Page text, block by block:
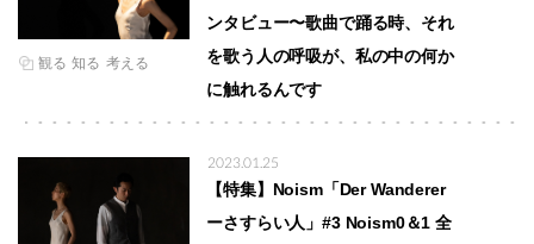
観る 知る 考える
ンタビュー〜歌曲で踊る時、それ
を歌う人の呼吸が、私の中の何か
に触れるんです
2023.01.25
【特集】Noism「Der Wanderer
ーさすらい人」#3 Noism0＆1 全